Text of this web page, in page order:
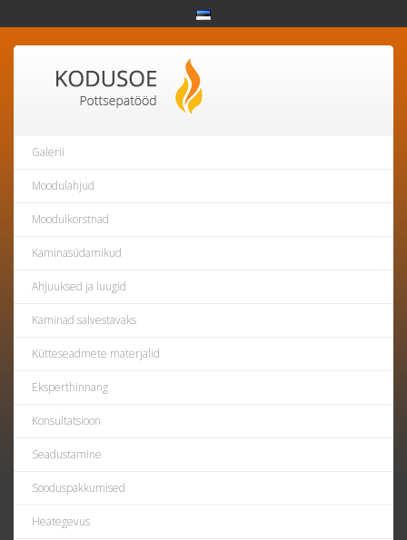
Galerii
Moodulahjud
Moodulkorstnad
Kaminasüdamikud
Ahjuuksed ja luugid
Kaminad salvestavaks
Kütteseadmete materjalid
Eksperthinnang
Konsultatsioon
Seadustamine
Sooduspakkumised
Heategevus